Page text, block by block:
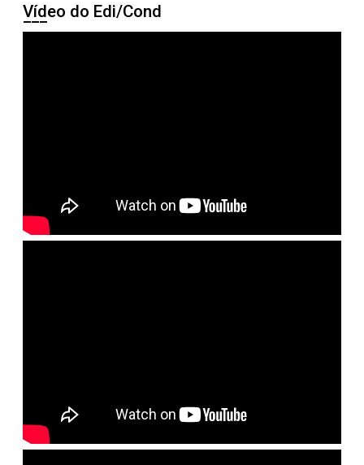
Vídeo do Edi/Cond